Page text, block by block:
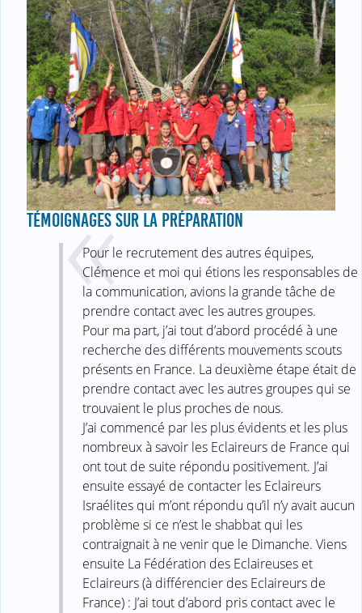
TÉMOIGNAGES SUR LA PRÉPARATION
Pour le recrutement des autres équipes,
Clémence et moi qui étions les responsables de
la communication, avions la grande tâche de
prendre contact avec les autres groupes.
Pour ma part, j’ai tout d’abord procédé à une
recherche des différents mouvements scouts
présents en France. La deuxième étape était de
prendre contact avec les autres groupes qui se
trouvaient le plus proches de nous.
J’ai commencé par les plus évidents et les plus
nombreux à savoir les Eclaireurs de France qui
ont tout de suite répondu positivement. J’ai
ensuite essayé de contacter les Eclaireurs
Israélites qui m’ont répondu qu’il n’y avait aucun
problème si ce n’est le shabbat qui les
contraignait à ne venir que le Dimanche. Viens
ensuite La Fédération des Eclaireuses et
Eclaireurs (à différencier des Eclaireurs de
France) : J’ai tout d’abord pris contact avec le